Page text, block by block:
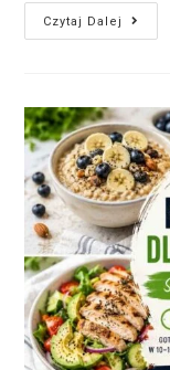
Czytaj Dalej